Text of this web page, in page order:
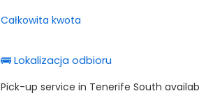
Całkowita kwota
🚌 Lokalizacja odbioru
Pick-up service in Tenerife South